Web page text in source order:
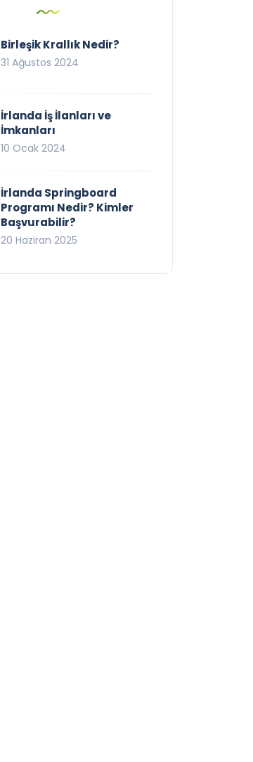
Birleşik Krallık Nedir?
31 Ağustos 2024
İrlanda İş İlanları ve
İmkanları
10 Ocak 2024
İrlanda Springboard
Programı Nedir? Kimler
Başvurabilir?
20 Haziran 2025